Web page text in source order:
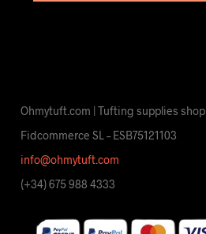
Ohmytuft.com | Tufting supplies shop
Fidcommerce SL – ESB75121103
info@ohmytuft.com
(+34) 675 988 4333